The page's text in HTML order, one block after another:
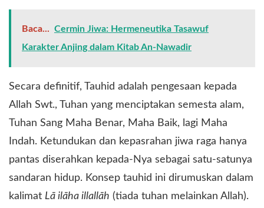
Baca... Cermin Jiwa: Hermeneutika Tasawuf
Karakter Anjing dalam Kitab An-Nawadir
​Secara definitif, Tauhid adalah pengesaan kepada
Allah Swt., Tuhan yang menciptakan semesta alam,
Tuhan Sang Maha Benar, Maha Baik, lagi Maha
Indah. Ketundukan dan kepasrahan jiwa raga hanya
pantas diserahkan kepada-Nya sebagai satu-satunya
sandaran hidup. Konsep tauhid ini dirumuskan dalam
kalimat Lā ilāha illallāh (tiada tuhan melainkan Allah).